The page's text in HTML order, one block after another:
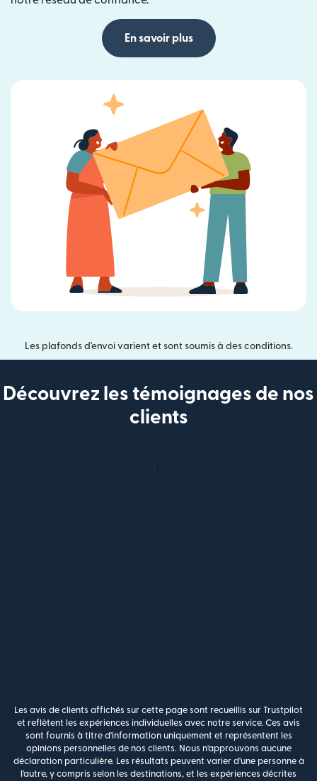
En savoir plus
Les plafonds d'envoi varient et sont soumis à des conditions.
Découvrez les témoignages de nos
clients
Les avis de clients affichés sur cette page sont recueillis sur Trustpilot
et reflètent les expériences individuelles avec notre service. Ces avis
sont fournis à titre d'information uniquement et représentent les
opinions personnelles de nos clients. Nous n'approuvons aucune
déclaration particulière. Les résultats peuvent varier d'une personne à
l'autre, y compris selon les destinations, et les expériences décrites